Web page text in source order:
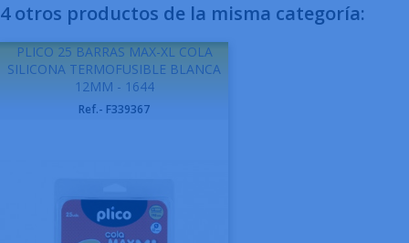
4 otros productos de la misma categoría:
PLICO 25 BARRAS MAX-XL COLA
SILICONA TERMOFUSIBLE BLANCA
12MM - 1644
Ref.- F339367